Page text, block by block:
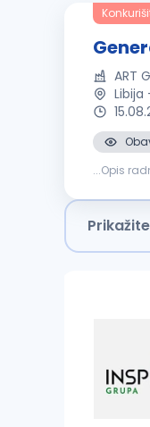
ART
Libija
...Opis